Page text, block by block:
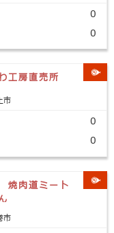
0
0
工房直売所
市
0
0
焼肉道ミート
市